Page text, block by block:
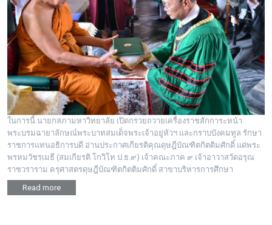
ในการนี้ นายกสภามหาวิทยาลัย เปิดกรวยถวายเครื่องราชสักการะหน้า
พระบรมฉายาลักษณ์พระบาทสมเด็จพระเจ้าอยู่หัวฯ และกราบบังคมทูล รักษา
ราชการแทนอธิการบดี อ่านประกาศเกียรติคุณดุษฎีบัณฑิตกิตติมศักดิ์ แด่พระ
พรหมวัชรเมธี (สมเกียรติ โกวิโท ป.ธ.๙) เจ้าคณะภาค ๙ เจ้าอาวาสวัดอรุณ
ราชวราราม ครุศาสตรดุษฎีบัณฑิตกิตติมศักดิ์ สาขาบริหารการศึกษา
Read more